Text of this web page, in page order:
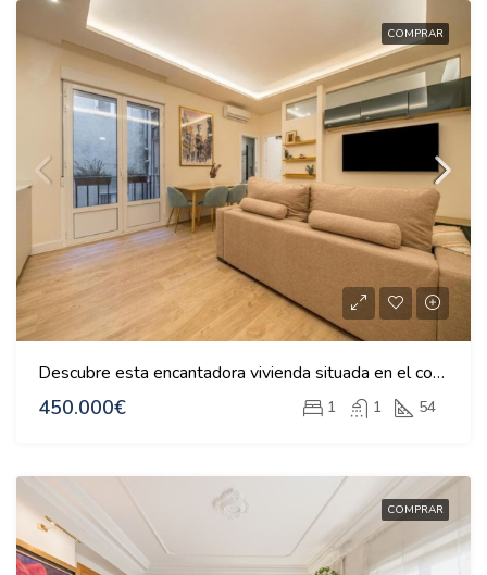
COMPRAR
Descubre esta encantadora vivienda situada en el corazón de Madrid
450.000€ 1 1 54
COMPRAR